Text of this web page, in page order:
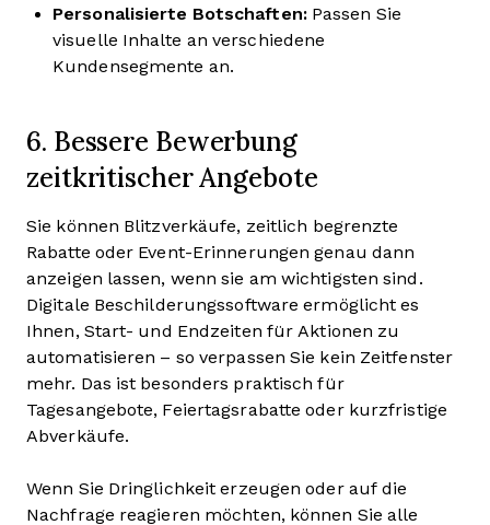
Personalisierte Botschaften:Passen Sie
visuelle Inhalte an verschiedene
Kundensegmente an.
6. Bessere Bewerbung
zeitkritischer Angebote
Sie können Blitzverkäufe, zeitlich begrenzte
Rabatte oder Event-Erinnerungen genau dann
anzeigen lassen, wenn sie am wichtigsten sind.
Digitale Beschilderungssoftware ermöglicht es
Ihnen, Start- und Endzeiten für Aktionen zu
automatisieren – so verpassen Sie kein Zeitfenster
mehr. Das ist besonders praktisch für
Tagesangebote, Feiertagsrabatte oder kurzfristige
Abverkäufe.
Wenn Sie Dringlichkeit erzeugen oder auf die
Nachfrage reagieren möchten, können Sie alle